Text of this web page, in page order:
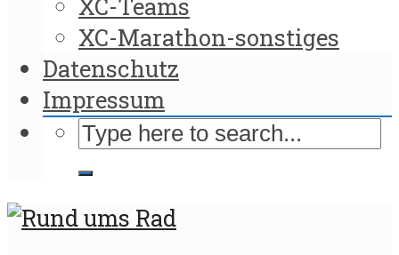
XC-Marathon-sonstiges
Datenschutz
Impressum